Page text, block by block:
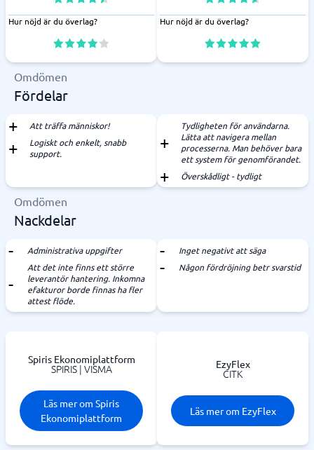
Hur nöjd är du överlag? Hur nöjd är du överlag?
Omdömen
Fördelar
Att träffa människor!
Logiskt och enkelt, snabb
support.
Tydligheten för användarna.
Lätta att navigera mellan
processerna. Man behöver bara
ett system för genomförandet.
Överskådligt - tydligt
Omdömen
Nackdelar
Administrativa uppgifter
Att det inte finns ett större
leverantör hantering. Inkomna
efakturor borde finnas ha fler
attest flöde.
Inget negativt att säga
Någon fördröjning betr svarstid
Spiris Ekonomiplattform
SPIRIS | VISMA
Läs mer om Spiris
Ekonomiplattform
EzyFlex
CITK
Läs mer om EzyFlex